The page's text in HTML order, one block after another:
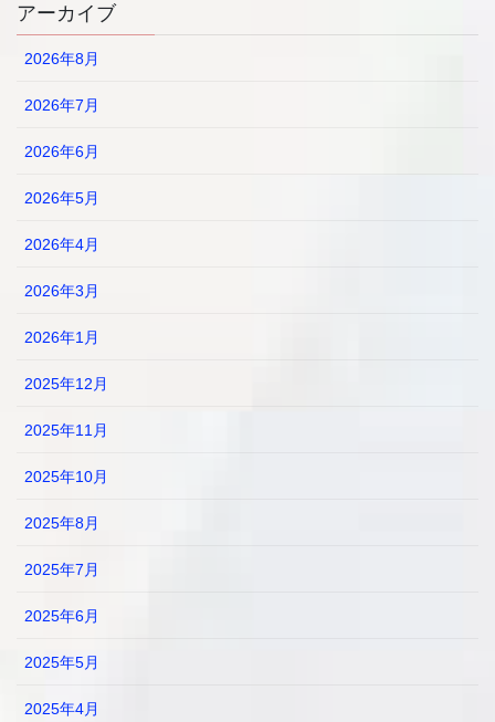
アーカイブ
2026年8月
2026年7月
2026年6月
2026年5月
2026年4月
2026年3月
2026年1月
2025年12月
2025年11月
2025年10月
2025年8月
2025年7月
2025年6月
2025年5月
2025年4月